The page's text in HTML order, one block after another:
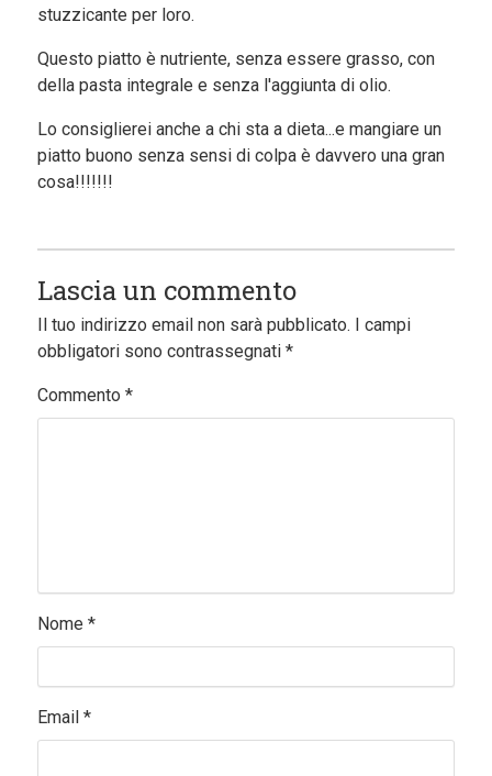
stuzzicante per loro.
Questo piatto è nutriente, senza essere grasso, con
della pasta integrale e senza l'aggiunta di olio.
Lo consiglierei anche a chi sta a dieta...e mangiare un
piatto buono senza sensi di colpa è davvero una gran
cosa!!!!!!!
Lascia un commento
Il tuo indirizzo email non sarà pubblicato.
I campi
obbligatori sono contrassegnati *
Commento *
Nome *
Email *